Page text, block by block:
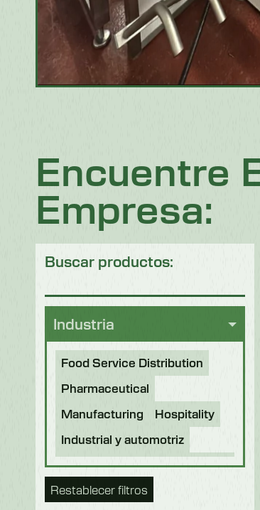
Encuentre
Empresa:
Buscar productos:
Industria
Food Service Distribution
Pharmaceutical
Manufacturing
Hospitality
Industrial y automotriz
Bebidas y elaboración de
cerveza
Procesamiento de alimentos
Restablecer filtros